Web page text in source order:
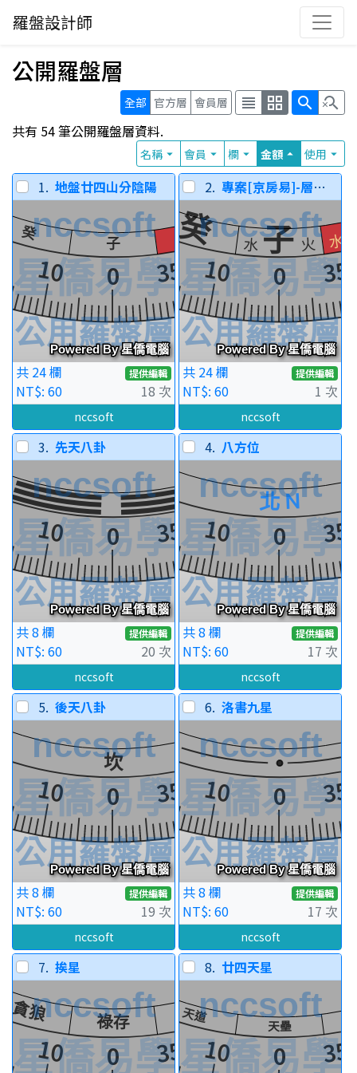
羅盤設計師
公開羅盤層
全部 官方層 會員層 view_headline grid_view search search_off
共有 54 筆公開羅盤層資料.
名稱 arrow_drop_down 會員 arrow_drop_down 欄 arrow_drop_down 金額 arrow_drop_up 使用 arrow_drop_down
1. 地盤廿四山分陰陽
共 24 欄 提供編輯
NT$: 60 18 次
nccsoft
2. 專案[京房易]-層十一
共 24 欄 提供編輯
NT$: 60 1 次
nccsoft
3. 先天八卦
共 8 欄 提供編輯
NT$: 60 20 次
nccsoft
4. 八方位
共 8 欄 提供編輯
NT$: 60 17 次
nccsoft
5. 後天八卦
共 8 欄 提供編輯
NT$: 60 19 次
nccsoft
6. 洛書九星
共 8 欄 提供編輯
NT$: 60 17 次
nccsoft
7. 挨星 8. 廿四天星